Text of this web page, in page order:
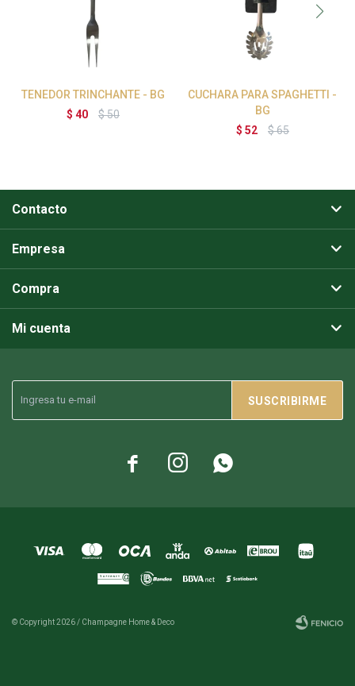
TENEDOR TRINCHANTE - BG
$ 40 $50
CUCHARA PARA SPAGHETTI -
BG
$ 52 $65
SUSCRIBIRME
  
Contacto
Empresa
Compra
Mi cuenta
© Copyright 2026 / Champagne Home & Deco